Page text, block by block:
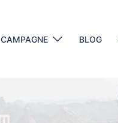
CAMPAGNE BLOG